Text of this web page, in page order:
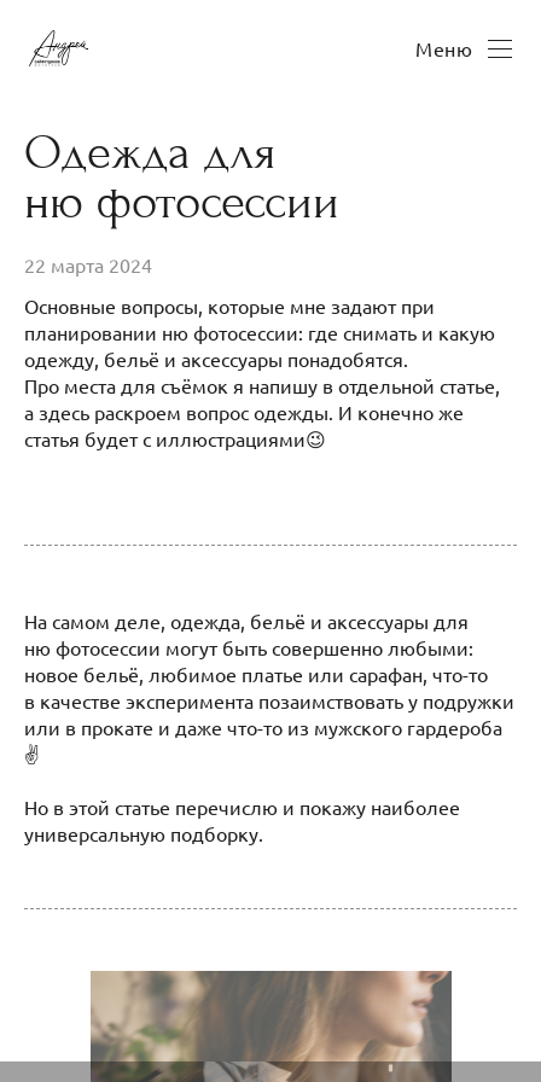
Меню
Одежда для
ню фотосессии
22 марта 2024
Основные вопросы, которые мне задают при
планировании ню фотосессии: где снимать и какую
одежду, бельё и аксессуары понадобятся.
Про места для съёмок я напишу в отдельной статье,
а здесь раскроем вопрос одежды. И конечно же
статья будет с иллюстрациями😉
На самом деле, одежда, бельё и аксессуары для
ню фотосессии могут быть совершенно любыми:
новое бельё, любимое платье или сарафан, что-то
в качестве эксперимента позаимствовать у подружки
или в прокате и даже что-то из мужского гардероба
✌️
Но в этой статье перечислю и покажу наиболее
универсальную подборку.